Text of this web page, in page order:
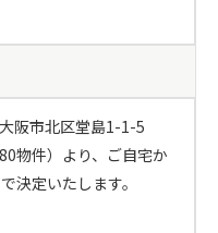
阪市北区堂島1-1-5
物件）より、ご自宅か
決定いたします。